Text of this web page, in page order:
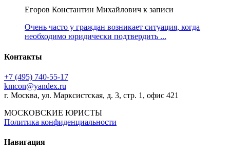
Егоров Константин Михайлович к записи
Очень часто у граждан возникает ситуация, когда
необходимо юридически подтвердить ...
Контакты
+7 (495) 740‑55‑17
kmcon@yandex.ru
г. Москва, ул. Марксистская, д. 3, стр. 1, офис 421
МОСКОВСКИЕ ЮРИСТЫ
Политика конфиденциальности
Навигация